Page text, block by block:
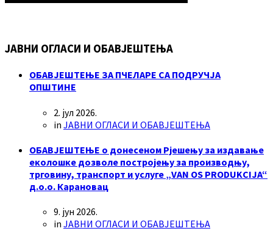
ЈАВНИ ОГЛАСИ И ОБАВЈЕШТЕЊА
ОБАВЈЕШТЕЊЕ ЗА ПЧЕЛАРЕ СА ПОДРУЧЈА
ОПШТИНЕ
2. јул 2026.
in ЈАВНИ ОГЛАСИ И ОБАВЈЕШТЕЊА
ОБАВЈЕШТЕЊЕ о донесеном Рјешењу за издавање
еколошке дозволе постројењу за производњу,
трговину, транспорт и услуге „VAN OS PRODUKCIJA“
д.о.о. Карановац
9. јун 2026.
in ЈАВНИ ОГЛАСИ И ОБАВЈЕШТЕЊА